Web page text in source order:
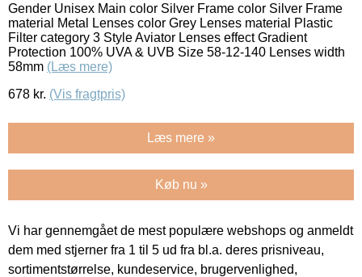
Gender Unisex Main color Silver Frame color Silver Frame
material Metal Lenses color Grey Lenses material Plastic
Filter category 3 Style Aviator Lenses effect Gradient
Protection 100% UVA & UVB Size 58-12-140 Lenses width
58mm (Læs mere)
678 kr. (Vis fragtpris)
Læs mere »
Køb nu »
Vi har gennemgået de mest populære webshops og anmeldt
dem med stjerner fra 1 til 5 ud fra bl.a. deres prisniveau,
sortimentstørrelse, kundeservice, brugervenlighed,